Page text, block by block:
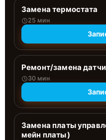
Замена термостата
25 мин
Ремонт/замена
30 мин
Замена платы
мейн платы)